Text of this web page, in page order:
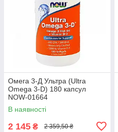
Омега 3-Д Ультра (Ultra
Omega 3-D) 180 капсул
NOW-01664
В наявності
2 145 ₴ 2 359,50 ₴